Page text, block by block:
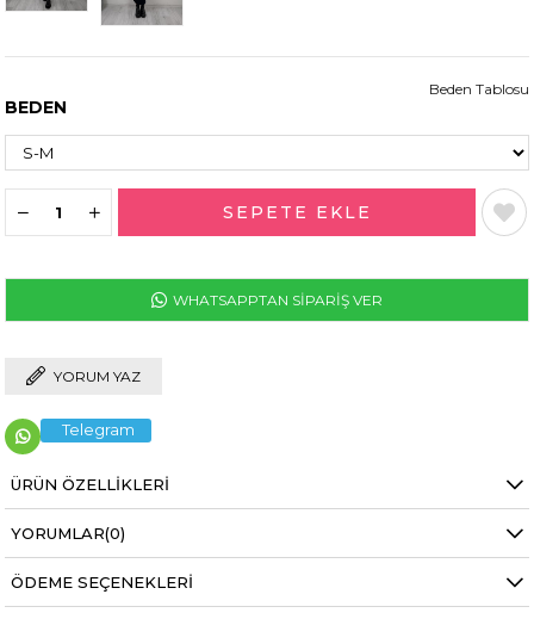
BEDEN
Beden Tablosu
WHATSAPPTAN SİPARİŞ VER
YORUM YAZ
Telegram
ÜRÜN ÖZELLIKLERI
YORUMLAR(0)
ÖDEME SEÇENEKLERI